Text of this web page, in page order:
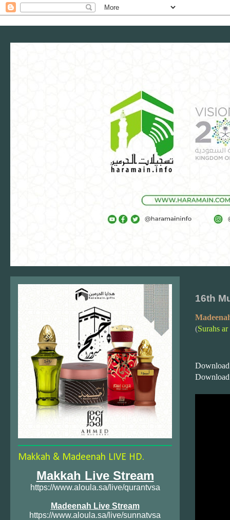
16th
(Surahs
Makkah & Madeenah LIVE HD.
Makkah Live Stream
https://www.aloula.sa/live/qurantvsa
Madeenah Live Stream
https://www.aloula.sa/live/sunnatvsa